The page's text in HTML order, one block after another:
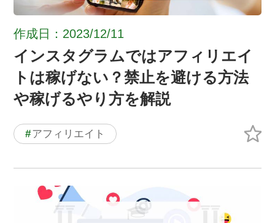
作成日：2023/12/11
インスタグラムではアフィリエイ
トは稼げない？禁止を避ける方法
や稼げるやり方を解説
#アフィリエイト